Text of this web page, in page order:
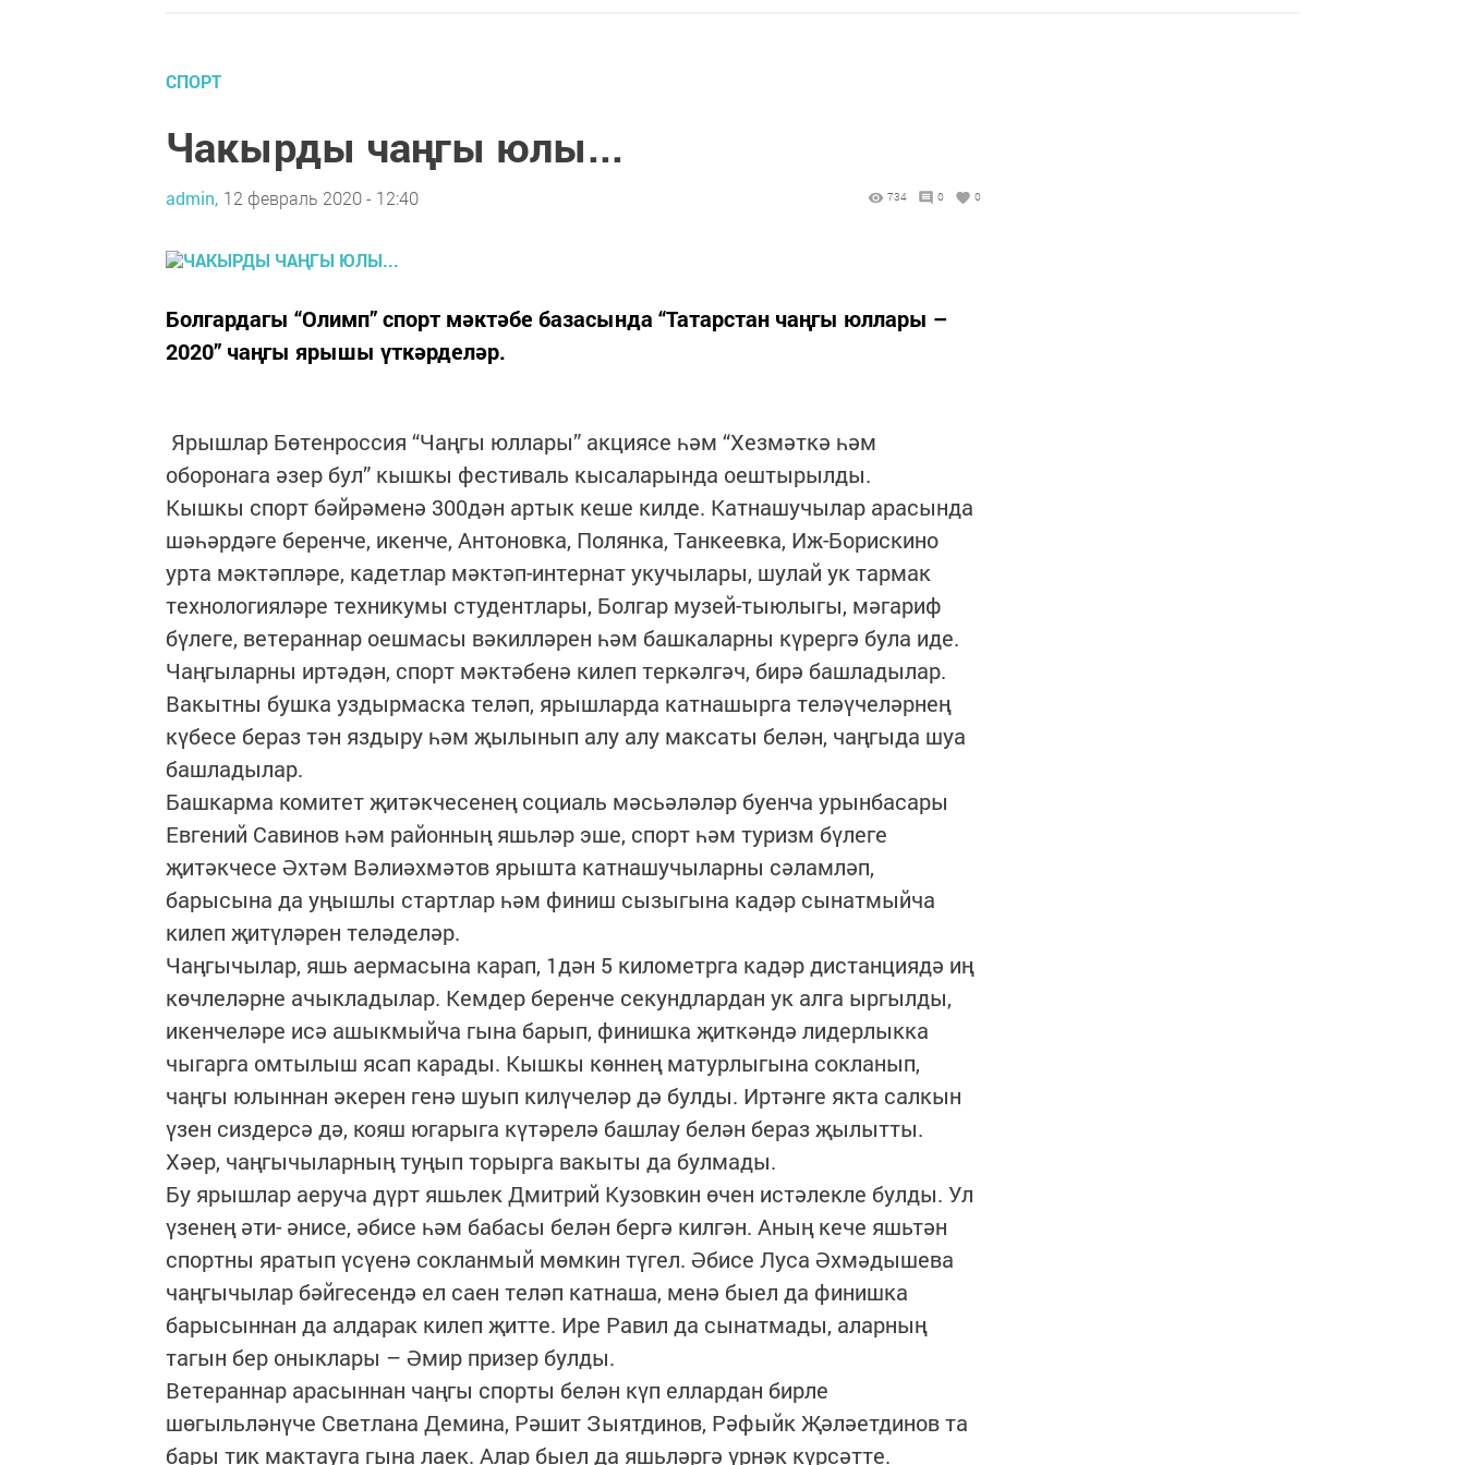
СПОРТ
Чакырды чаңгы юлы...
admin, 12 февраль 2020 - 12:40 734 0 0
Болгардагы “Олимп” спорт мәктәбе базасында “Татарстан чаңгы юллары –
2020” чаңгы ярышы үткәрделәр.
Ярышлар Бөтенроссия “Чаңгы юллары” акциясе һәм “Хезмәткә һәм
оборонага әзер бул” кышкы фестиваль кысаларында оештырылды.
Кышкы спорт бәйрәменә 300дән артык кеше килде. Катнашучылар арасында
шәһәрдәге беренче, икенче, Антоновка, Полянка, Танкеевка, Иж-Борискино
урта мәктәпләре, кадетлар мәктәп-интернат укучылары, шулай ук тармак
технологияләре техникумы студентлары, Болгар музей-тыюлыгы, мәгариф
бүлеге, ветераннар оешмасы вәкилләрен һәм башкаларны күрергә була иде.
Чаңгыларны иртәдән, спорт мәктәбенә килеп теркәлгәч, бирә башладылар.
Вакытны бушка уздырмаска теләп, ярышларда катнашырга теләүчеләрнең
күбесе бераз тән яздыру һәм җылынып алу алу максаты белән, чаңгыда шуа
башладылар.
Башкарма комитет җитәкчесенең социаль мәсьәләләр буенча урынбасары
Евгений Савинов һәм районның яшьләр эше, спорт һәм туризм бүлеге
җитәкчесе Әхтәм Вәлиәхмәтов ярышта катнашучыларны сәламләп,
барысына да уңышлы стартлар һәм финиш сызыгына кадәр сынатмыйча
килеп җитүләрен теләделәр.
Чаңгычылар, яшь аермасына карап, 1дән 5 километрга кадәр дистанциядә иң
көчлеләрне ачыкладылар. Кемдер беренче секундлардан ук алга ыргылды,
икенчеләре исә ашыкмыйча гына барып, финишка җиткәндә лидерлыкка
чыгарга омтылыш ясап карады. Кышкы көннең матурлыгына сокланып,
чаңгы юлыннан әкерен генә шуып килүчеләр дә булды. Иртәнге якта салкын
үзен сиздерсә дә, кояш югарыга күтәрелә башлау белән бераз җылытты.
Хәер, чаңгычыларның туңып торырга вакыты да булмады.
Бу ярышлар аеруча дүрт яшьлек Дмитрий Кузовкин өчен истәлекле булды. Ул
үзенең әти- әнисе, әбисе һәм бабасы белән бергә килгән. Аның кече яшьтән
спортны яратып үсүенә сокланмый мөмкин түгел. Әбисе Луса Әхмәдышева
чаңгычылар бәйгесендә ел саен теләп катнаша, менә быел да финишка
барысыннан да алдарак килеп җитте. Ире Равил да сынатмады, аларның
тагын бер оныклары – Әмир призер булды.
Ветераннар арасыннан чаңгы спорты белән күп еллардан бирле
шөгыльләнүче Светлана Демина, Рәшит Зыятдинов, Рәфыйк Җәләетдинов та
бары тик мактауга гына лаек. Алар быел да яшьләргә үрнәк күрсәтте.